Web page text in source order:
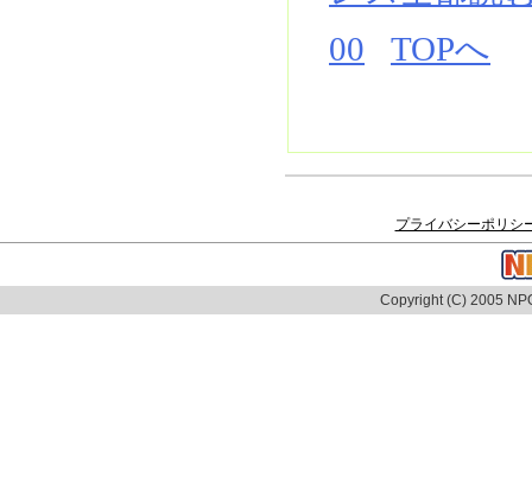
00
TOPへ
プライバシーポリシ
Copyright (C) 2005